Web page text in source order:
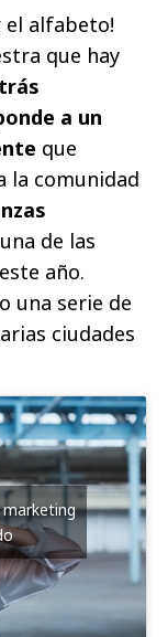
el alfabeto!
que hay
a un
que
la comunidad
de las
año.
una serie de
ciudades
marketing